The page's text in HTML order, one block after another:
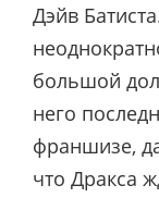
Дэйв
большой
него
франшизе,
что Дракса